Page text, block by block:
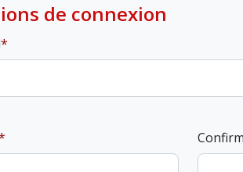
de connexion